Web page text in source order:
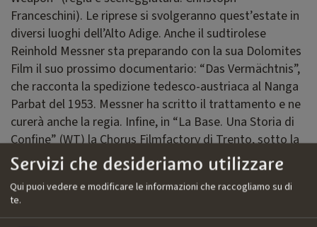
Franceschini). Le riprese si svolgeranno quest’estate in
diversi luoghi dell’Alto Adige. Anche il sudtirolese
Reinhold Messner sta preparando con la sua Dolomites
Film il suo prossimo documentario: “Das Vermächtnis”,
che racconta la spedizione tedesco-austriaca al Nanga
Parbat del 1953. Messner ha scritto il trattamento e ne
curerà anche la regia. Infine, in “La Base. Una Storia di
Confine” (WT) la Chorus Filmfactory di Trento, sotto la
regia di Vittorio Curzel, racconta di un'ex caserma a
Silandro (Alto Adige) oggi adibita a polo creativo e al
centro di controversie sul suo mantenimento.
Servizi che desideriamo utilizzare
Qui puoi vedere e modificare le informazioni che raccogliamo su di
te.